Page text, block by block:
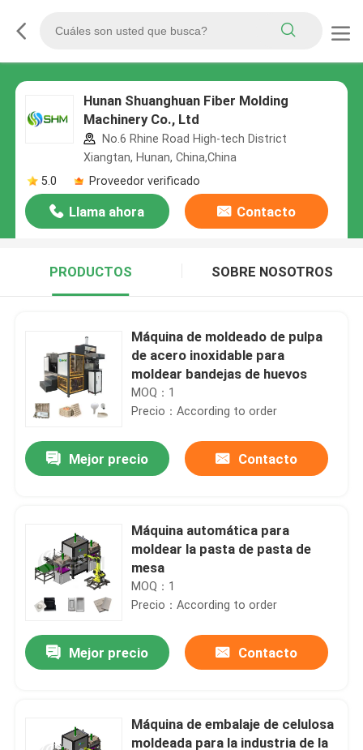
Hunan Shuanghuan Fiber Molding
Machinery Co., Ltd
No.6 Rhine Road High-tech District
Xiangtan, Hunan, China,China
5.0
Proveedor verificado
Llama ahora Contacto
PRODUCTOS SOBRE NOSOTROS
Máquina de moldeado de pulpa
de acero inoxidable para
moldear bandejas de huevos
MOQ：1
Precio：According to order
Mejor precio Contacto
Máquina automática para
moldear la pasta de pasta de
mesa
MOQ：1
Precio：According to order
Mejor precio Contacto
Máquina de embalaje de celulosa
moldeada para la industria de la